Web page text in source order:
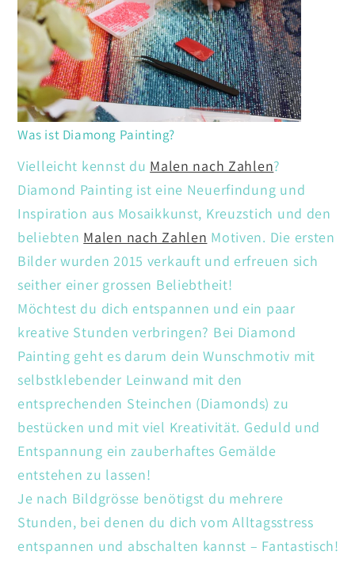
Was ist Diamong Painting?
Vielleicht kennst du Malen nach Zahlen?
Diamond Painting ist eine Neuerfindung und
Inspiration aus Mosaikkunst, Kreuzstich und den
beliebten Malen nach Zahlen Motiven. Die ersten
Bilder wurden 2015 verkauft und erfreuen sich
seither einer grossen Beliebtheit!
Möchtest du dich entspannen und ein paar
kreative Stunden verbringen? Bei Diamond
Painting geht es darum dein Wunschmotiv mit
selbstklebender Leinwand mit den
entsprechenden Steinchen (Diamonds) zu
bestücken und mit viel Kreativität. Geduld und
Entspannung ein zauberhaftes Gemälde
entstehen zu lassen!
Je nach Bildgrösse benötigst du mehrere
Stunden, bei denen du dich vom Alltagsstress
entspannen und abschalten kannst – Fantastisch!